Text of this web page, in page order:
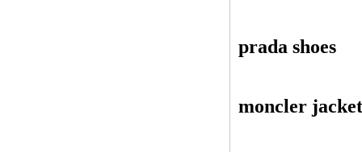
prada shoes
moncler